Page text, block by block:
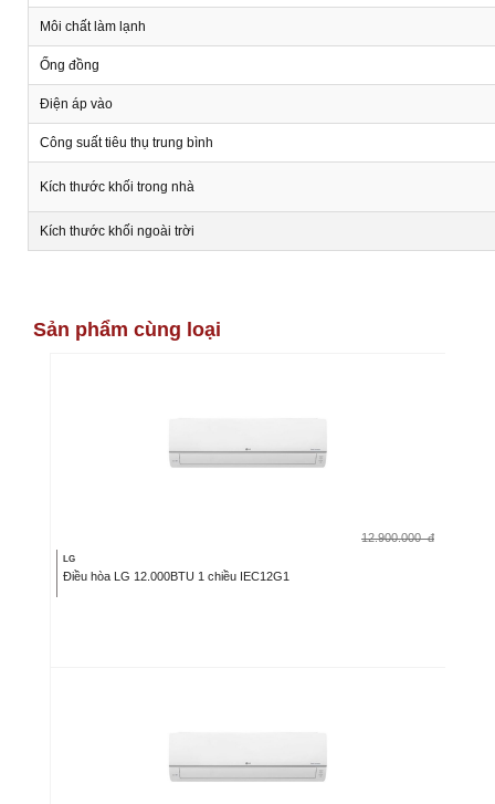
Môi chất làm lạnh
Ống đồng
Điện áp vào
Công suất tiêu thụ trung bình
Kích thước khối trong nhà
Kích thước khối ngoài trời
Sản phẩm cùng loại
12.900.000 đ
LG
Điều hòa LG 12.000BTU 1 chiều IEC12G1